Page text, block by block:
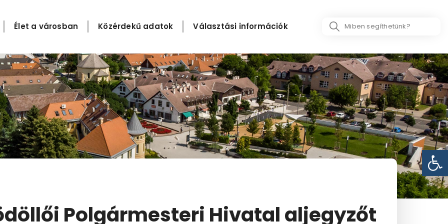
Élet a városban Közérdekű adatok Választási információk
Search
Polgármesteri Hivatal aljegyzőt